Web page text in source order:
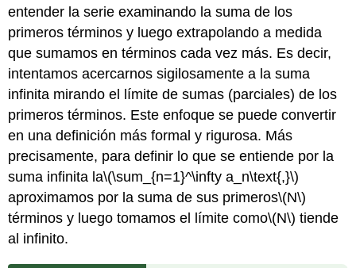
entender la serie examinando la suma de los
primeros términos y luego extrapolando a medida
que sumamos en términos cada vez más. Es decir,
intentamos acercarnos sigilosamente a la suma
infinita mirando el límite de sumas (parciales) de los
primeros términos. Este enfoque se puede convertir
en una definición más formal y rigurosa. Más
precisamente, para definir lo que se entiende por la
suma infinita la\(\sum_{n=1}^\infty a_n\text{,}\)
aproximamos por la suma de sus primeros\(N\)
términos y luego tomamos el límite como\(N\) tiende
al infinito.